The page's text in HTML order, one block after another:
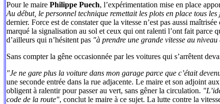
Pour le maire Philippe Puech, l’expérimentation mise en place
Au début, le personnel technique remettait les plots en place tous
dernier. Force est de constater que la vitesse n’est pas aussi
marqué la signalisation au sol et ceux qui ont ralenti l’ont fait parce
d’ailleurs qui n’hésitent pas "à prendre une grande vitesse au
Sans compter la gêne occasionnée par les voitures qui s’arrêtent
"Je ne gare plus la voiture dans mon garage parce que c’était
une seconde entrée dans la rue adjacente. Le maire et son adjoint
obligent à ralentir pour passer au vert, sans gêner la circulation.
code de la route", conclut le maire à ce sujet. La lutte contre la